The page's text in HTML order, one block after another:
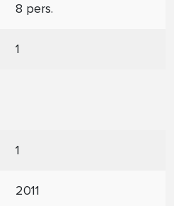
8 pers.
1
1
2011